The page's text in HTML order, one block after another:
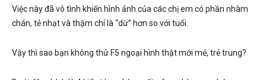
Việc này đã vô tình khiến hình ảnh của các chị em có phần nhàm
chán, tẻ nhạt và thậm chí là “dừ” hơn so với tuổi.
Vậy thì sao bạn không thử F5 ngoại hình thật mới mẻ, trẻ trung?